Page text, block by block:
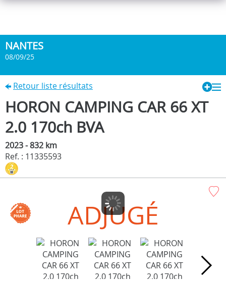
NANTES
08/09/25
Retour liste résultats
HORON CAMPING CAR 66 XT
2.0 170ch BVA
2023 - 832 km
Ref. : 11335593
ADJUGÉ